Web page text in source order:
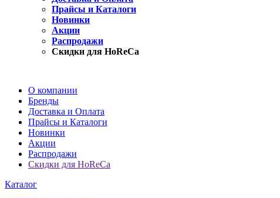
Прайсы и Каталоги
Новинки
Акции
Распродажи
Скидки для HoReCa
О компании
Бренды
Доставка и Оплата
Прайсы и Каталоги
Новинки
Акции
Распродажи
Скидки для HoReCa
Каталог